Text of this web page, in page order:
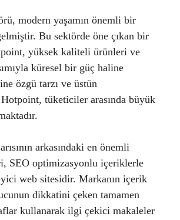
modern yaşamın önemli bir
Bu sektörde öne çıkan bir
yüksek kaliteli ürünleri ve
küresel bir güç haline
özgü tarzı ve üstün
tüketiciler arasında büyük
arkasındaki en önemli
SEO optimizasyonlu içeriklerle
web sitesidir. Markanın içerik
dikkatini çeken tamamen
kullanarak ilgi çekici makaleler